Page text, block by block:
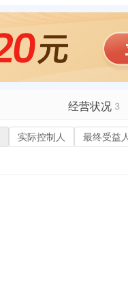
经营状况 3
招投标
实际控制人
最终受益